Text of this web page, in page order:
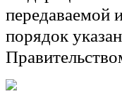
передаваемой
порядок